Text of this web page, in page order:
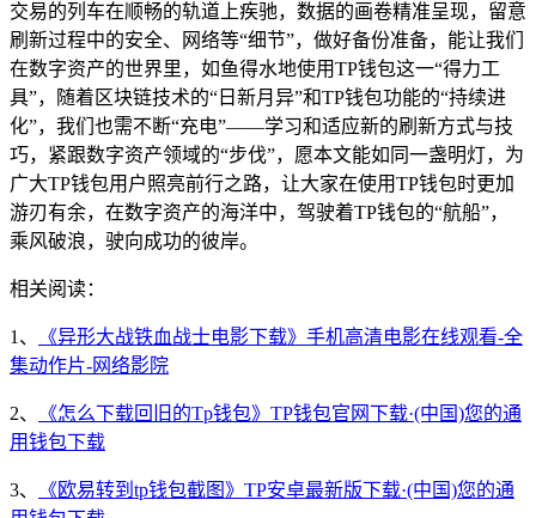
交易的列车在顺畅的轨道上疾驰，数据的画卷精准呈现，留意
刷新过程中的安全、网络等“细节”，做好备份准备，能让我们
在数字资产的世界里，如鱼得水地使用TP钱包这一“得力工
具”，随着区块链技术的“日新月异”和TP钱包功能的“持续进
化”，我们也需不断“充电”——学习和适应新的刷新方式与技
巧，紧跟数字资产领域的“步伐”，愿本文能如同一盏明灯，为
广大TP钱包用户照亮前行之路，让大家在使用TP钱包时更加
游刃有余，在数字资产的海洋中，驾驶着TP钱包的“航船”，
乘风破浪，驶向成功的彼岸。
相关阅读：
1、
《异形大战铁血战士电影下载》手机高清电影在线观看-全
集动作片-网络影院
2、
《怎么下载回旧的Tp钱包》TP钱包官网下载·(中国)您的通
用钱包下载
3、
《欧易转到tp钱包截图》TP安卓最新版下载·(中国)您的通